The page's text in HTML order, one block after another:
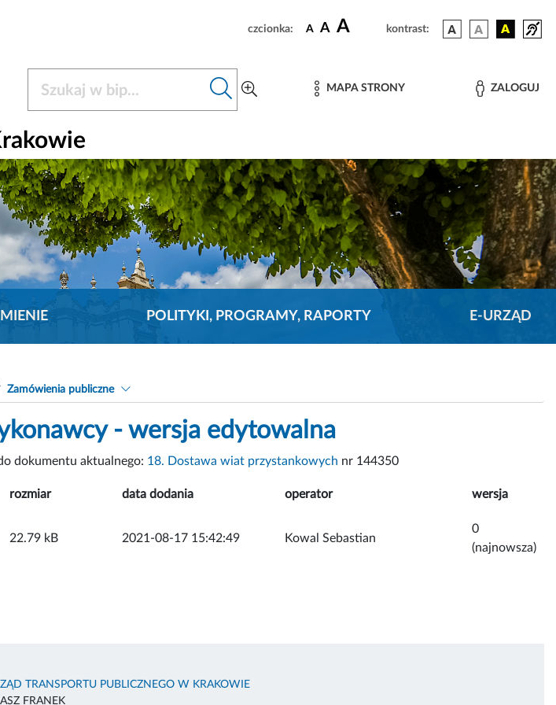
czcionka: A A A kontrast:
MAPA STRONY ZALOGUJ
POLITYKI, PROGRAMY, RAPORTY E-URZĄD
Zamówienia publiczne
- wersja edytowalna
dokumentu aktualnego: 18. Dostawa wiat przystankowych nr 144350
rozmiar data dodania operator wersja
22.79 kB 2021-08-17 15:42:49 Kowal Sebastian
0
(najnowsza)
TRANSPORTU PUBLICZNEGO W KRAKOWIE
FRANEK